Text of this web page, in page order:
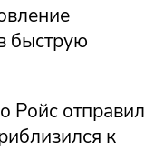
быструю
Ройс отправил
к